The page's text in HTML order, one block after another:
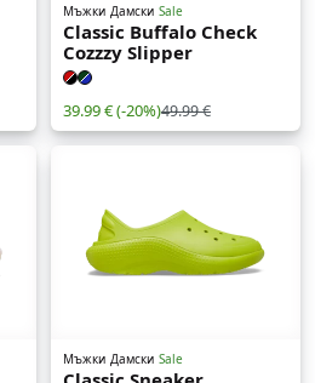
Мъжки Дамски Sale
Classic Buffalo Check
Cozzzy Slipper
39.99 €(-20%)49.99 €
Мъжки Дамски Sale